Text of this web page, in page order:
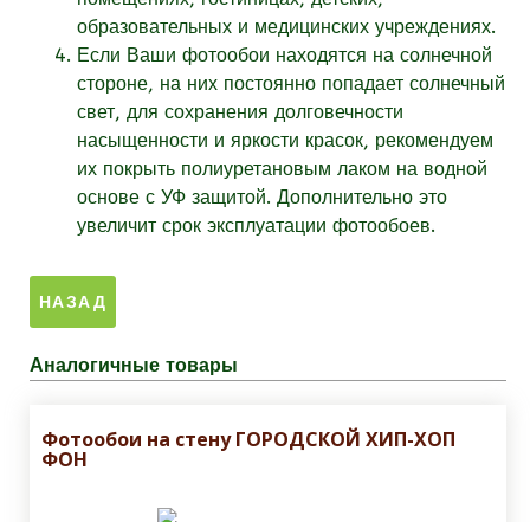
образовательных и медицинских учреждениях.
Если Ваши фотообои находятся на солнечной
стороне, на них постоянно попадает солнечный
свет, для сохранения долговечности
насыщенности и яркости красок, рекомендуем
их покрыть полиуретановым лаком на водной
основе с УФ защитой. Дополнительно это
увеличит срок эксплуатации фотообоев.
Аналогичные товары
Фотообои на стену ГОРОДСКОЙ ХИП-ХОП
ФОН